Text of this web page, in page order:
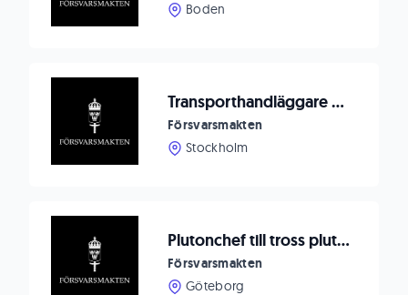
Boden
Transporthandläggare med inriktning nationella och internationella transporter
Försvarsmakten
Stockholm
Plutonchef till tross pluton - Sjukhusbataljon
Försvarsmakten
Göteborg